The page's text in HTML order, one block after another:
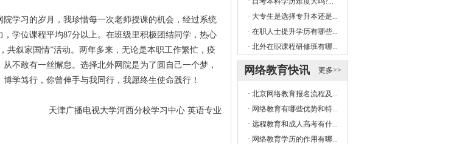
学习的岁月，我珍惜每一次老师授课的机会，经过系统
学位课程平均87分以上。在班级里积极团结同学，热心
共叙家国情”活动。两年多来，无论是本职工作繁忙，疫
不敢有一丝懈怠。选择北外网院是为了圆自己一个梦，
学笃行，你曾伸手与我同行，我愿终生使命践行！
天津广播电视大学河西分校学习中心 英语专业
· 大专生是选择专升本还是...
· 在职人士提升学历有哪些...
· 北外在职课程研修班有哪...
更多>>
网络教育快讯
· 北京网络教育报名流程及...
· 网络教育有哪些优势和特...
· 远程教育和成人高考有什...
· 网络教育学历的作用有哪...